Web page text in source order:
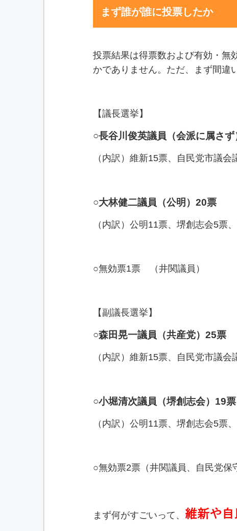
まず誰が誰に投票したか
投票結果は得票数および有効・無
かでありません。ただ、まず間違
【議長選挙】
○長谷川俊英議員（会派に属さ
（内訳）維新15票、自民党市議
○大林健二議員（公明）20票
（内訳）公明11票、堺創志会5票
○無効票1票 （井関議員）
【副議長選挙】
○森田晃一議員（共産党）25票
（内訳）維新15票、自民党市議
○小堀清次議員（堺創志会）19票
（内訳）公明11票、堺創志会5票
○無効票2票（井関議員、自民党保
まず何がすごいって、 維新や自